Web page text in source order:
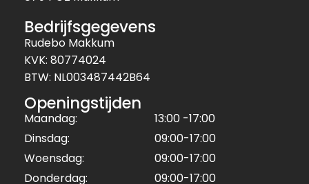
Bedrijfsgegevens
Rudebo Makkum
KVK: 80774024
BTW: NL003487442B64
Openingstijden
Maandag:
13:00 -17:00
Dinsdag:
09:00-17:00
Woensdag:
09:00-17:00
Donderdag:
09:00-17:00